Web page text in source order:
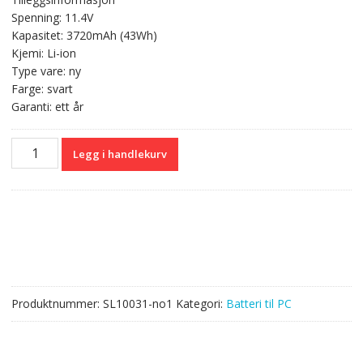
var:
kr 609,00.
er:
Spenning: 11.4V
Kapasitet: 3720mAh (43Wh)
Kjemi: Li-ion
Type vare: ny
Farge: svart
Garanti: ett år
Originalt
batteri
Legg i handlekurv
Produktnummer: SL10031-no1 Kategori: Batteri til PC